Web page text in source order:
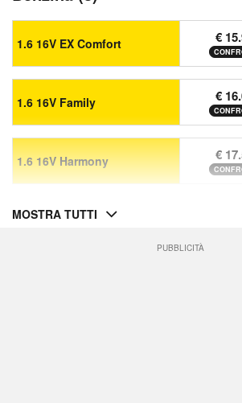
1.6 16V EX Comfort €
1.6 16V Family €
1.6 16V Harmony €
MOSTRA TUTTI
PUBBLICITÀ